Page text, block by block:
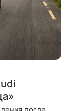
после